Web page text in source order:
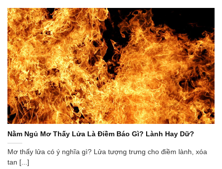
Nằm Ngủ Mơ Thấy Lửa Là Điềm Báo Gì? Lành Hay Dữ?
Mơ thấy lửa có ý nghĩa gì? Lửa tượng trưng cho điềm lành, xóa
tan [...]